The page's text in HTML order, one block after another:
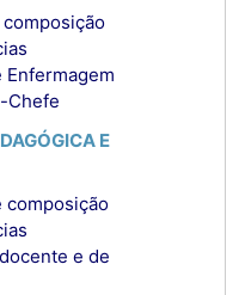
Enfermagem
Chefe
E
composição
e de